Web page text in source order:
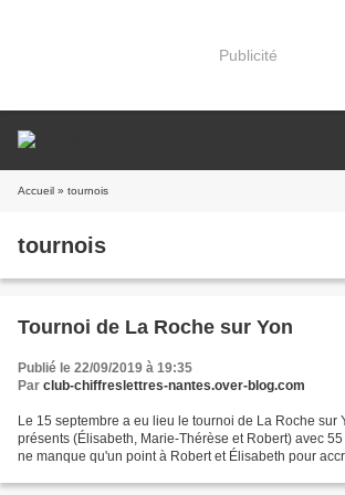
Publicité
Accueil » tournois
tournois
Tournoi de La Roche sur Yon
Publié le 22/09/2019 à 19:35
Par club-chiffreslettres-nantes.over-blog.com
Le 15 septembre a eu lieu le tournoi de La Roche sur
présents (Élisabeth, Marie-Thérèse et Robert) avec 55
ne manque qu'un point à Robert et Élisabeth pour